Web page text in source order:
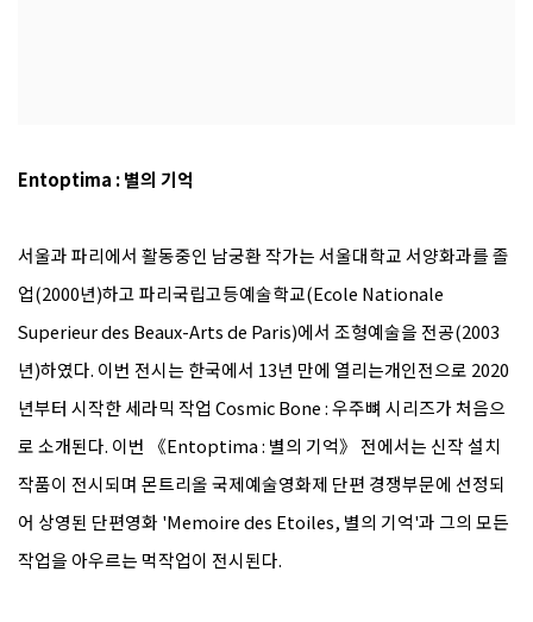
Entoptima : 별의 기억
서울과 파리에서 활동중인 남궁환 작가는 서울대학교 서양화과를 졸
업(2000년)하고 파리국립고등예술학교(Ecole Nationale
Superieur des Beaux-Arts de Paris)에서 조형예술을 전공(2003
년)하였다. 이번 전시는 한국에서 13년 만에 열리는개인전으로 2020
년부터 시작한 세라믹 작업 Cosmic Bone : 우주뼈 시리즈가 처음으
로 소개된다. 이번 《Entoptima : 별의 기억》 전에서는 신작 설치
작품이 전시되며 몬트리올 국제예술영화제 단편 경쟁부문에 선정되
어 상영된 단편영화 'Memoire des Etoiles, 별의 기억'과 그의 모든
작업을 아우르는 먹작업이 전시된다.